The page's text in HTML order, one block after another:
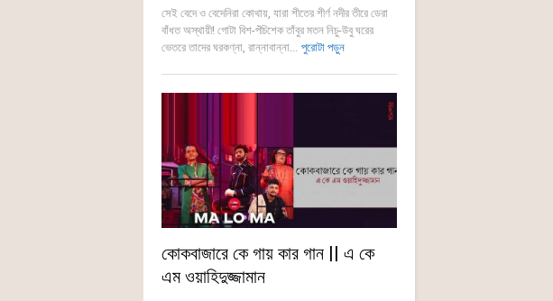
সেই বেদে ও বেদেনিরা কোথায়, যারা শীতের শীর্ণ নদীর তীরে ডেরা
বাঁধত অস্থায়ী! গোটা বিশ-পঁচিশেক তাঁবুর মতন নিচু-উবু ঘরের
ভেতরে তাদের ঘরকণ্না, রান্নাবান্না... পুরোটা পড়ুন
কোকবাজারে কে গায় কার গান || এ কে
এম ওয়াহিদুজ্জামান